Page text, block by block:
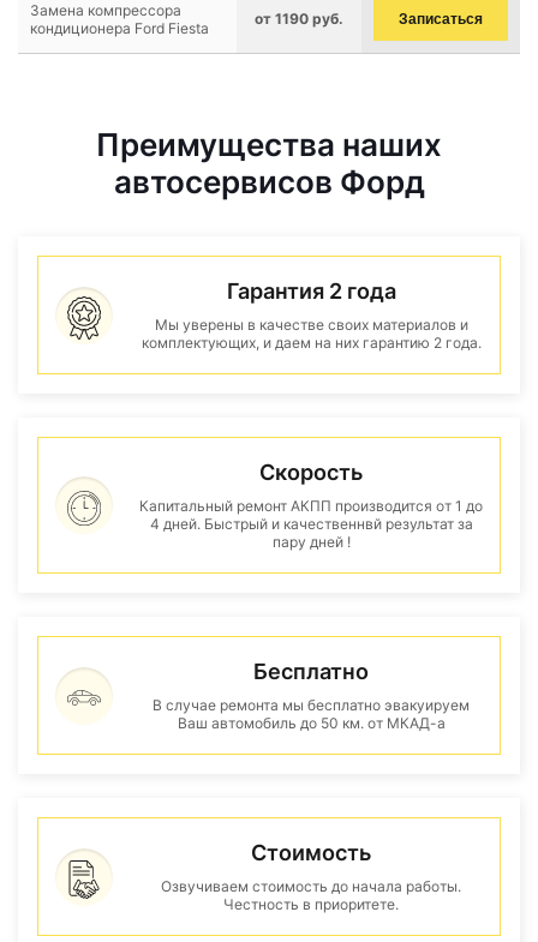
Замена компрессора
кондиционера Ford Fiesta
от 1190 руб. Записаться
Преимущества наших
автосервисов Форд
Гарантия 2 года
Мы уверены в качестве своих материалов и
комплектующих, и даем на них гарантию 2 года.
Скорость
Капитальный ремонт АКПП производится от 1 до
4 дней. Быстрый и качественнвй результат за
пару дней !
Бесплатно
В случае ремонта мы бесплатно эвакуируем
Ваш автомобиль до 50 км. от МКАД-а
Стоимость
Озвучиваем стоимость до начала работы.
Честность в приоритете.